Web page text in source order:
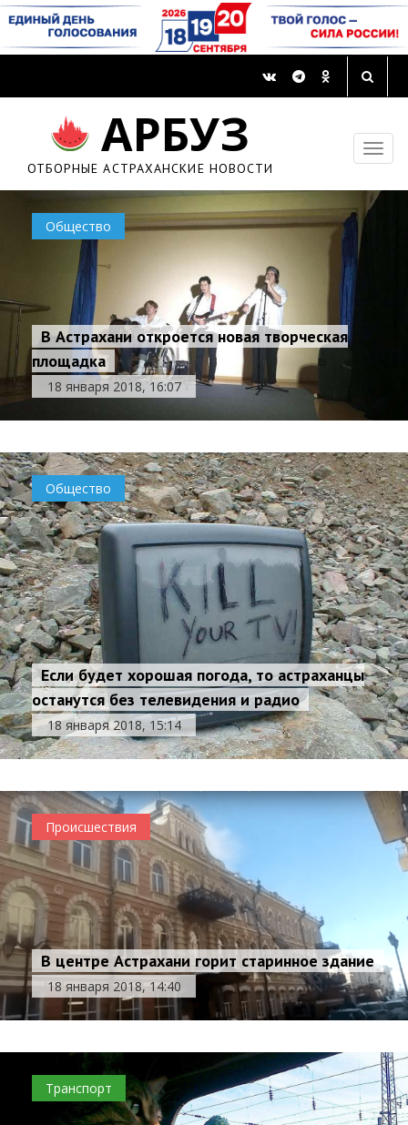
АРБУЗ
ОТБОРНЫЕ АСТРАХАНСКИЕ НОВОСТИ
Общество
В Астрахани откроется новая творческая
площадка
18 января 2018, 16:07
Общество
Если будет хорошая погода, то астраханцы
останутся без телевидения и радио
18 января 2018, 15:14
Происшествия
В центре Астрахани горит старинное здание
18 января 2018, 14:40
Транспорт